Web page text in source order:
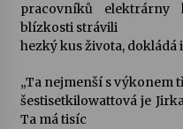
17. 7.
14. 7.
pracovníků
blízkosti strávili
hezký kus života,
„Ta nejmenší s výkonem
šestisetkilowattová je
Ta má tisíc